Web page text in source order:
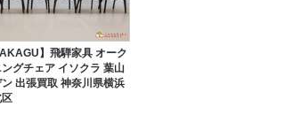
】飛騨家具 オーク
グチェア イソクラ 葉山
出張買取 神奈川県横浜